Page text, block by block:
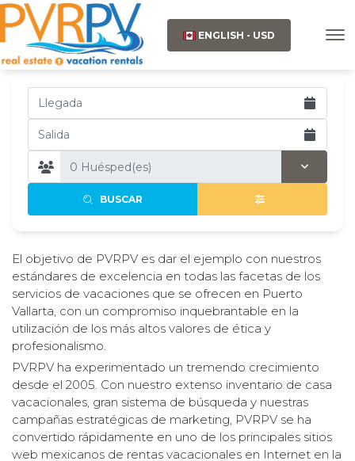
ENGLISH - USD
BUSCAR
El objetivo de PVRPV es dar el ejemplo con nuestros
estándares de excelencia en todas las facetas de los
servicios de vacaciones que se ofrecen en Puerto
Vallarta, con un compromiso inquebrantable en la
utilización de los más altos valores de ética y
profesionalismo.
PVRPV ha experimentado un tremendo crecimiento
desde el 2005. Con nuestro extenso inventario de casa
vacacionales, gran sistema de búsqueda y nuestras
campañas estratégicas de marketing, PVRPV se ha
convertido rápidamente en uno de los principales sitios
web mexicanos de rentas vacacionales en Internet en la